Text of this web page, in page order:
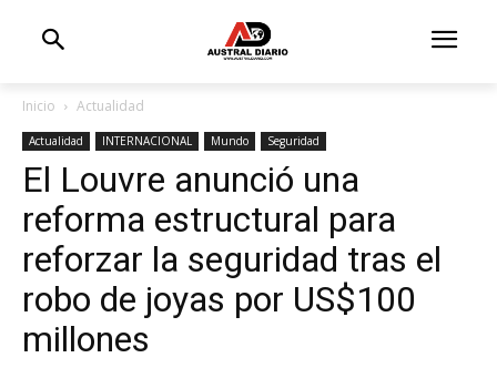
Inicio Actualidad
Actualidad INTERNACIONAL Mundo Seguridad
El Louvre anunció una
reforma estructural para
reforzar la seguridad tras el
robo de joyas por US$100
millones